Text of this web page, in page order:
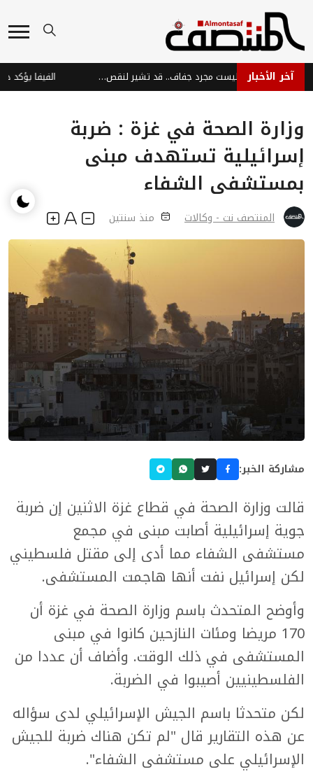
آخر الأخبار تشققات زوايا الفم: ليست مجرد جفاف.. قد تشير لنقص فيتامينات وحديد!
وزارة الصحة في غزة : ضربة
إسرائيلية تستهدف مبنى
بمستشفى الشفاء
المنتصف نت - وكالات منذ سنتين
مشاركة الخبر:
قالت وزارة الصحة في قطاع غزة الاثنين إن ضربة
جوية إسرائيلية أصابت مبنى في مجمع
مستشفى الشفاء مما أدى إلى مقتل فلسطيني
لكن إسرائيل نفت أنها هاجمت المستشفى.
وأوضح المتحدث باسم وزارة الصحة في غزة أن
170 مريضا ومئات النازحين كانوا في مبنى
المستشفى في ذلك الوقت. وأضاف أن عددا من
الفلسطينيين أصيبوا في الضربة.
لكن متحدثا باسم الجيش الإسرائيلي لدى سؤاله
عن هذه التقارير قال "لم تكن هناك ضربة للجيش
الإسرائيلي على مستشفى الشفاء".